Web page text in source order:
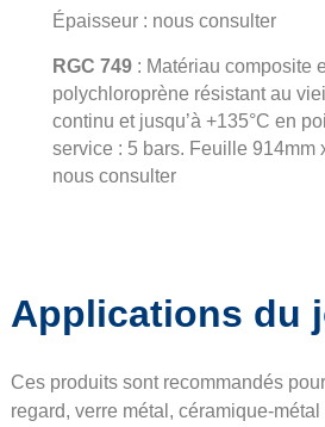
Épaisseur : nous consulter
RGC 749: Matériau composite
polychloroprène résistant au
continu et jusqu’à +135°C en
service : 5 bars. Feuille 914mm
nous consulter
Applications du
Ces produits sont recommandés
regard, verre métal, céramique-